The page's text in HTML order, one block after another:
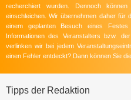
recherchiert wurden. Dennoch
einschleichen. Wir übernehmen daher für
einem geplanten Besuch eines
Informationen des Veranstalters bzw.
verlinken wir bei jedem
einen Fehler entdeckt? Dann können Sie
Tipps der Redaktion